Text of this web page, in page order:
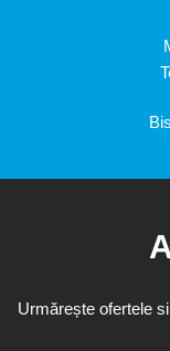
Urmărește ofertele